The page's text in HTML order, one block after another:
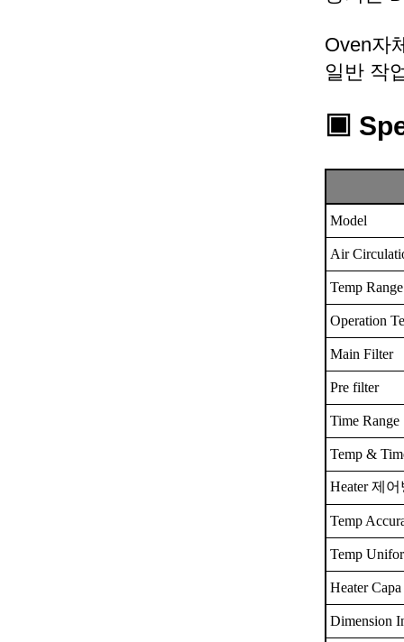
Oven자
일반 작
▣ S
Model
Air
Temp Range
Operation
Main Filter
Pre filter
Time Range
Temp &
Heater 제
Temp
Temp
Heater Capa
Dimension